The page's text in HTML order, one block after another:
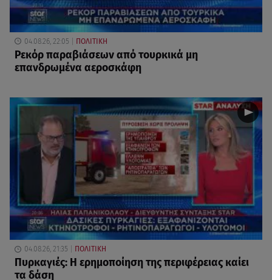
04.08.26, 22:05 ΠΟΛΙΤΙΚΗ
Ρεκόρ παραβιάσεων από τουρκικά μη
επανδρωμένα αεροσκάφη
04.08.26, 21:35 ΠΟΛΙΤΙΚΗ
Πυρκαγιές: Η ερημοποίηση της περιφέρειας καίει
τα δάση